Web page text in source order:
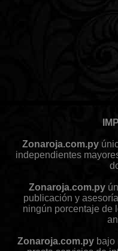
Zonaroja.com.py
independientes
Zonaroja.com.py
publicación y
ningún porcentaje de
Zonaroja.com.pybajo